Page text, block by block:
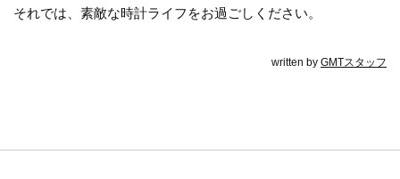
それでは、素敵な時計ライフをお過ごしください。
written by GMTスタッフ